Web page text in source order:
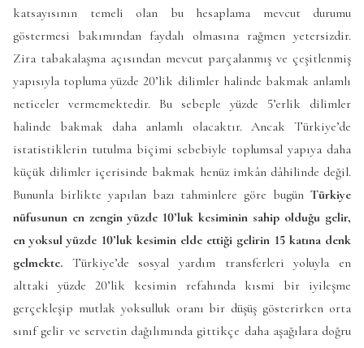
katsayısının temeli olan bu hesaplama mevcut durumu
göstermesi bakımından faydalı olmasına rağmen yetersizdir.
Zira tabakalaşma açısından mevcut parçalanmış ve çeşitlenmiş
yapısıyla topluma yüzde 20’lik dilimler halinde bakmak anlamlı
neticeler vermemektedir. Bu sebeple yüzde 5’erlik dilimler
halinde bakmak daha anlamlı olacaktır. Ancak Türkiye’de
istatistiklerin tutulma biçimi sebebiyle toplumsal yapıya daha
küçük dilimler içerisinde bakmak henüz imkân dâhilinde değil.
Bununla birlikte yapılan bazı tahminlere göre bugün Türkiye
nüfusunun en zengin yüzde 10’luk kesiminin sahip olduğu gelir,
en yoksul yüzde 10’luk kesimin elde ettiği gelirin 15 katına denk
gelmekte. Türkiye’de sosyal yardım transferleri yoluyla en
alttaki yüzde 20’lik kesimin refahında kısmi bir iyileşme
gerçekleşip mutlak yoksulluk oranı bir düşüş gösterirken orta
sınıf gelir ve servetin dağılımında gittikçe daha aşağılara doğru